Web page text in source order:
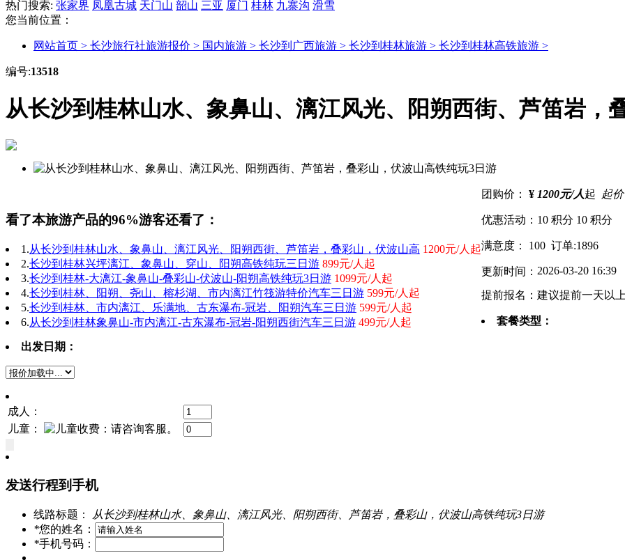
热门搜索: 张家界 凤凰古城 天门山 韶山 三亚 厦门 桂林 九寨沟 滑雪
您当前位置：
网站首页 > 长沙旅行社旅游报价 > 国内旅游 > 长沙到广西旅游 > 长沙到桂林旅游 > 长沙到桂林高铁旅游 >
编号:13518
从长沙到桂林山水、象鼻山、漓江风光、阳朔西街、芦笛岩，
看了本旅游产品的96%游客还看了：
1.从长沙到桂林山水、象鼻山、漓江风光、阳朔西街、芦笛岩，叠彩山，伏波山高 1200元/人起
2.长沙到桂林兴坪漓江、象鼻山、穿山、阳朔高铁纯玩三日游 899元/人起
3.长沙到桂林-大漓江-象鼻山-叠彩山-伏波山-阳朔高铁纯玩3日游 1099元/人起
4.长沙到桂林、阳朔、尧山、榕杉湖、市内漓江竹筏游特价汽车三日游 599元/人起
5.长沙到桂林、市内漓江、乐满地、古东瀑布-冠岩、阳朔汽车三日游 599元/人起
6.从长沙到桂林象鼻山-市内漓江-古东瀑布-冠岩-阳朔西街汽车三日游 499元/人起
团购价： ¥ 1200元/人起 起
优惠活动： 10 积分 10 积分
满意度： 100 订单:1896
更新时间： 2026-03-20 16:39
提前报名：建议提前一天以
套餐类型：
出发日期：
成人：
儿童：
发送行程到手机
线路标题：
从长沙到桂林山水、象鼻山、漓江风光、阳朔西街、芦笛岩，叠彩山，伏波山高铁纯玩3日游
*您的姓名：
*手机号码：